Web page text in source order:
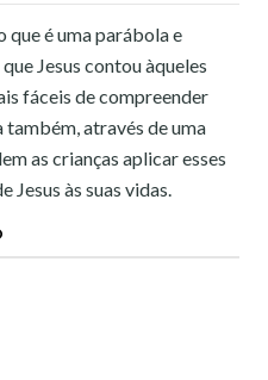
que é uma parábola e
Jesus contou àqueles
fáceis de compreender
também, através de uma
as crianças aplicar esses
Jesus às suas vidas.